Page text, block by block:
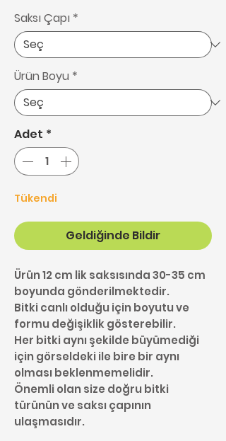
Saksı Çapı *
Ürün Boyu *
Adet *
Tükendi
Geldiğinde Bildir
Ürün 12 cm lik saksısında 30-35 cm
boyunda gönderilmektedir.
Bitki canlı olduğu için boyutu ve
formu değişiklik gösterebilir.
Her bitki aynı şekilde büyümediği
için görseldeki ile bire bir aynı
olması beklenmemelidir.
Önemli olan size doğru bitki
türünün ve saksı çapının
ulaşmasıdır.